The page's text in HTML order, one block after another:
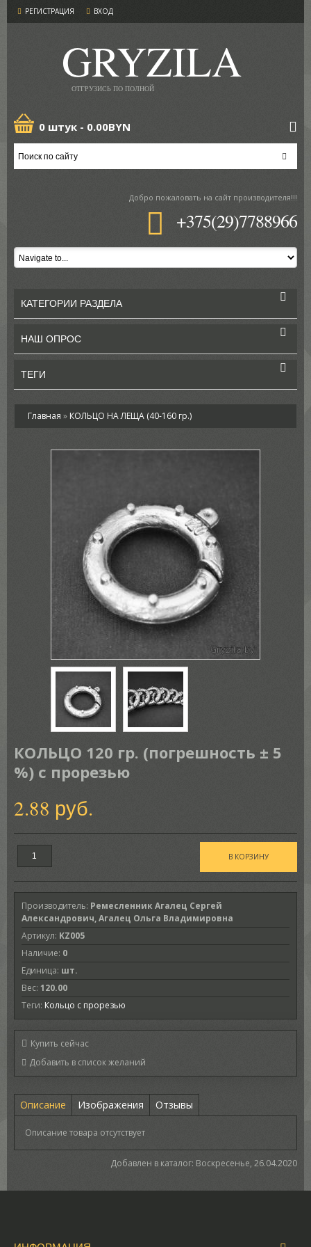
РЕГИСТРАЦИЯ ВХОД
GRYZILA
ОТГРУЗИСЬ ПО ПОЛНОЙ
0 штук - 0.00BYN
Добро пожаловать на сайт производителя!!!
+375(29)7788966
КАТЕГОРИИ РАЗДЕЛА
НАШ ОПРОС
ТЕГИ
Главная » КОЛЬЦО НА ЛЕЩА (40-160 гр.)
КОЛЬЦО 120 гр. (погрешность ± 5
%) с прорезью
2.88 руб.
Производитель: Ремесленник Агалец Сергей
Александрович, Агалец Ольга Владимировна
Артикул: KZ005
Наличие: 0
Единица: шт.
Вес: 120.00
Теги: Кольцо с прорезью
Купить сейчас
Описание Изображения Отзывы
Описание товара отсутствует
Добавлен в каталог: Воскресенье, 26.04.2020